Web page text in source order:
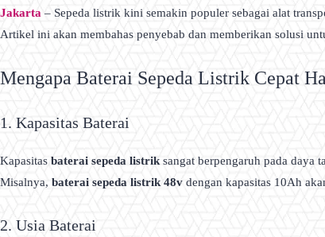
Jakarta – Sepeda listrik kini semakin populer sebagai alat
Artikel ini akan membahas penyebab dan memberikan solusi
Mengapa Baterai Sepeda Listrik Cepat
1. Kapasitas Baterai
Kapasitas baterai sepeda listrik sangat berpengaruh pada daya
Misalnya, baterai sepeda listrik 48v dengan kapasitas 10Ah
2. Usia Baterai